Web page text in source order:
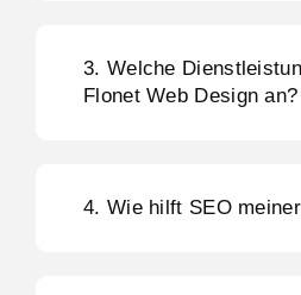
3. Welche
Flonet Web Design an?
4. Wie hilft SEO